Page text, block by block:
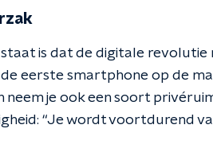
is dat de digitale revolutie
eerste smartphone op de
neem je ook een soort
“Je wordt voortdurend